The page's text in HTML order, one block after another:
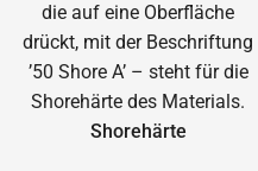
Shorehärte